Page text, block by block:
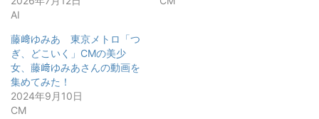
AI
藤﨑ゆみあ 東京メトロ「つ
ぎ、どこいく」CMの美少
女、藤﨑ゆみあさんの動画を
集めてみた！
2024年9月10日
CM